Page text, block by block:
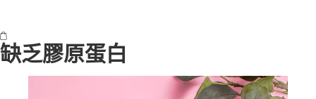
缺乏膠原蛋白